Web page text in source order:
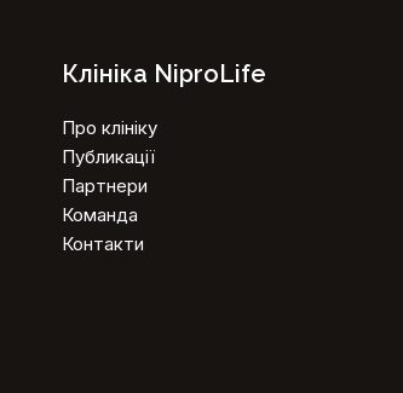
Клініка NiproLife
Про клініку
Публикації
Партнери
Команда
Контакти